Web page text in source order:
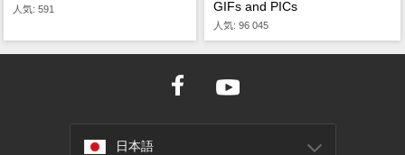
人気: 591
GIFs and PICs
人気: 96 045
日本語